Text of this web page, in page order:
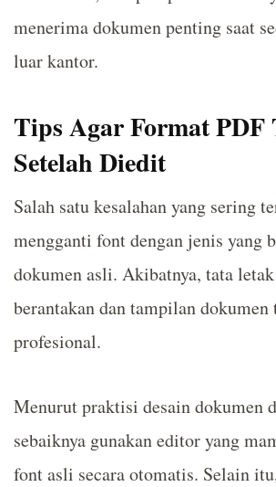
menerima dokumen penting saat
luar kantor.
Tips Agar Format PDF
Setelah Diedit
Salah satu kesalahan yang sering
mengganti font dengan jenis yang
dokumen asli. Akibatnya, tata
berantakan dan tampilan
profesional.
Menurut praktisi desain dokumen
sebaiknya gunakan editor yang
font asli secara otomatis. Selain